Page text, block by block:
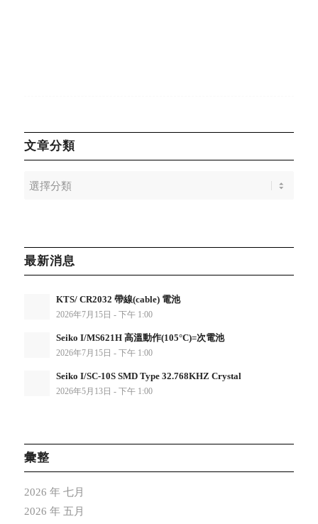
文章分類
最新消息
KTS/ CR2032 帶線(cable) 電池
2026年7月15日 - 下午 1:00
Seiko I/MS621H 高溫動作(105°C)=次電池
2026年7月15日 - 下午 1:00
Seiko I/SC-10S SMD Type 32.768KHZ Crystal
2026年5月13日 - 下午 1:00
彙整
2026 年 七月
2026 年 五月